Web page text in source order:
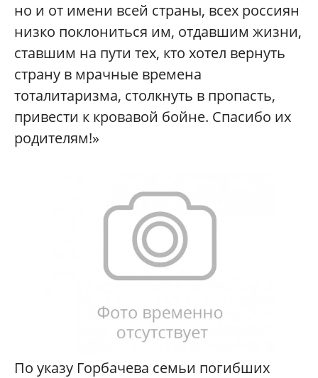
но и от имени всей страны, всех россиян
низко поклониться им, отдавшим жизни,
ставшим на пути тех, кто хотел вернуть
страну в мрачные времена
тоталитаризма, столкнуть в пропасть,
привести к кровавой бойне. Спасибо их
родителям!»
По указу Горбачева семьи погибших